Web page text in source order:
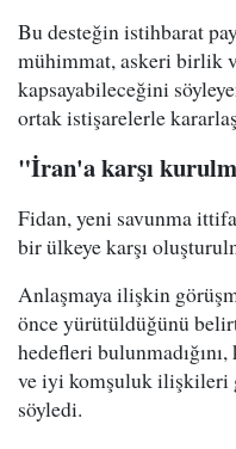
Bu desteğin istihbarat
mühimmat, askeri birlik
kapsayabileceğini
ortak istişarelerle
"İran'a karşı
Fidan, yeni savunma
bir ülkeye karşı
Anlaşmaya ilişkin
önce yürütüldüğünü
hedefleri
ve iyi komşuluk ilişkileri
söyledi.